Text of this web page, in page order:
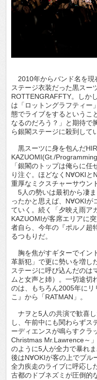
2010年からバンド名を現
ステージ衣装だった黒スー
ROTTENGRAFFTY。しか
は「ロットングラフティー
態でライブをするというこ
なるのだろう？」と期待で
ら銀閣ステージに殺到して
黒スーツに身を包んだ
KAZUOMI(Gt./
「銀閣のトップは俺らに
り注ぐ。ほどなくN∀OKIと
重厚なミクスチャーサウン
5人の勢いは最初から凄
ったかと思えば、N∀OKIが
ていく。続く「夕映え雨ア
KAZUOMIが客席エリアに
者自ら、今年の『ポルノ超
るつもりだ。
胸を焦がすギターでイン
革新犯」で更に勢いを増し
ステージに呼び込んだのは
ムと女声と姉）。一切途切
のは、もちろん2005年に
こ』から「RATMAN」。
ナヲと5人の共演で歓喜
し、午前中にも関わらずス
ーディエンスが鳴らすクラ
Christmas Mr.Lawrence～
のように5人が全力で暴れ
後はN∀OKIが客の上でブル
全力疾走のライブに呼応し
古都のドブネズミが圧倒的